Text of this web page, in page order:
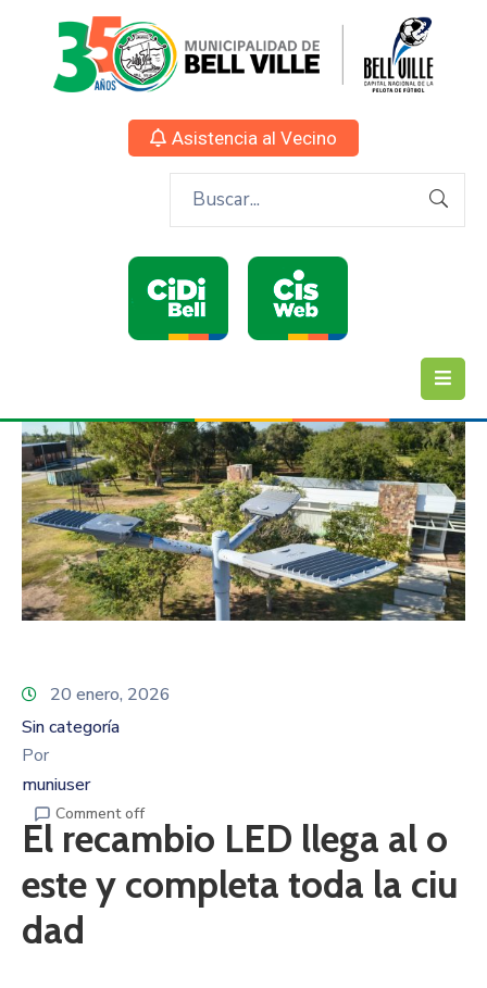
Asistencia al Vecino
20 enero, 2026
Sin categoría
Por
muniuser
Comment off
El recambio LED llega al o
este y completa toda la ciu
dad